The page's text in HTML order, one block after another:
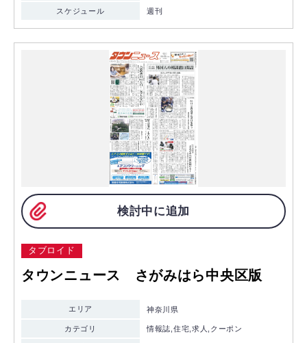
スケジュール 週刊
検討中に追加
タブロイド
タウンニュース さがみはら中央区版
エリア 神奈川県
カテゴリ 情報誌,住宅,求人,クーポン